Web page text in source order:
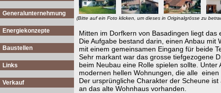
Generalunternehmung
Energiekonzepte
Baustellen
Links
Verkauf
(Bitte auf ein Foto klicken, um dieses in Originalgrösse zu
Mitten im Dorfkern von Basadingen liegt
Die Aufgabe bestand darin, einen Anbau
mit einem gemeinsamen Eingang für beide
Sehr markant war das grosse tiefgezogene
beim Neubau eine Rolle spielen sollte.
modernen hellen Wohnungen, die alle
Der ursprüngliche Charakter der Scheune
an das alte Wohnhaus vorhanden.